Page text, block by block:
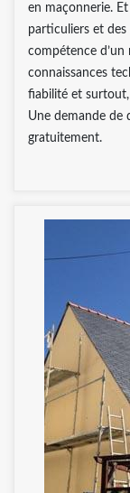
en maçonnerie.
particuliers et des
compétence d’un
connaissances
fiabilité et surtout,
Une demande de
gratuitement.